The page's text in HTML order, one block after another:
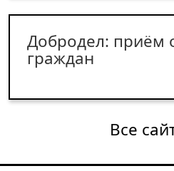
Добродел: приём
граждан
Все